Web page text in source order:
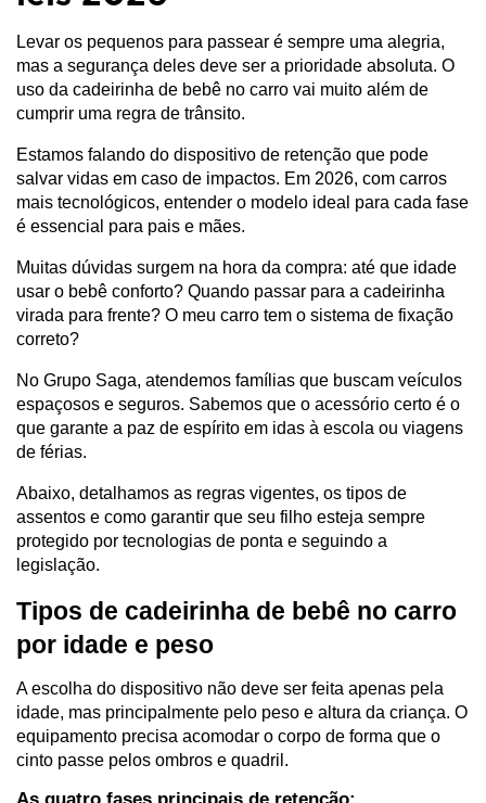
Levar os pequenos para passear é sempre uma alegria,
mas a segurança deles deve ser a prioridade absoluta. O
uso da cadeirinha de bebê no carro vai muito além de
cumprir uma regra de trânsito.
Estamos falando do dispositivo de retenção que pode
salvar vidas em caso de impactos. Em 2026, com carros
mais tecnológicos, entender o modelo ideal para cada fase
é essencial para pais e mães.
Muitas dúvidas surgem na hora da compra: até que idade
usar o bebê conforto? Quando passar para a cadeirinha
virada para frente? O meu carro tem o sistema de fixação
correto?
No Grupo Saga, atendemos famílias que buscam veículos
espaçosos e seguros. Sabemos que o acessório certo é o
que garante a paz de espírito em idas à escola ou viagens
de férias.
Abaixo, detalhamos as regras vigentes, os tipos de
assentos e como garantir que seu filho esteja sempre
protegido por tecnologias de ponta e seguindo a
legislação.
Tipos de cadeirinha de bebê no carro
por idade e peso
A escolha do dispositivo não deve ser feita apenas pela
idade, mas principalmente pelo peso e altura da criança. O
equipamento precisa acomodar o corpo de forma que o
cinto passe pelos ombros e quadril.
As quatro fases principais de retenção: